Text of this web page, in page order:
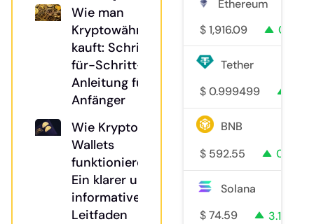
Wie man
Kryptowährung
kauft: Schritt-
für-Schritt-
Anleitung für
Anfänger
Wie Krypto-
Wallets
funktionieren:
Ein klarer und
informativer
Leitfaden
Ethereum
$ 1,916.09 0.9%
Tether
$ 0.999499
BNB
$ 592.55 0%
Solana
$ 74.59 3.1%